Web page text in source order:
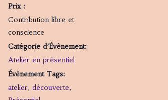
Prix :
Contribution libre et
conscience
Catégorie d’Évènement:
Atelier en présentiel
Évènement Tags:
atelier, découverte,